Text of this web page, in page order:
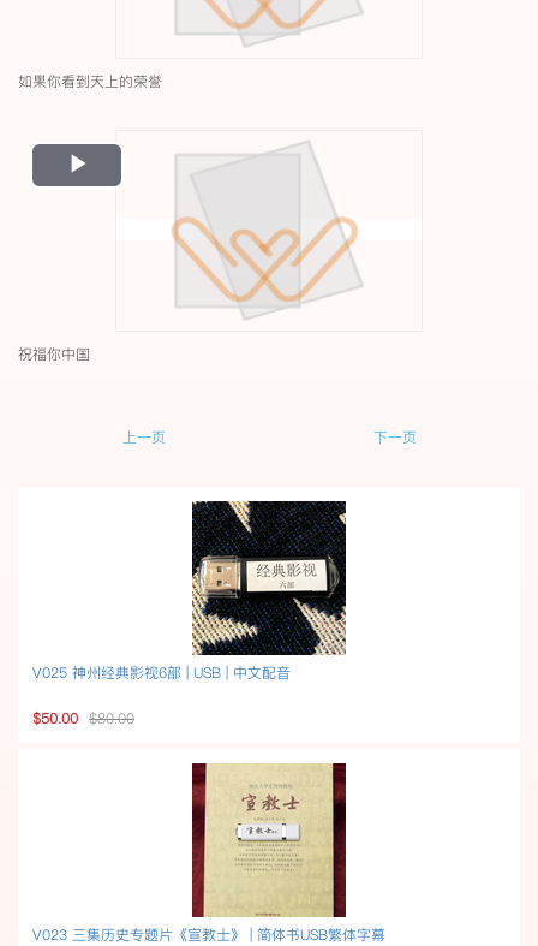
如果你看到天上的荣誉
Play
Video
祝福你中国
上一页 下一页
V025 神州经典影视6部 | USB | 中文配音
$50.00 $80.00
V023 三集历史专题片《宣教士》 | 简体书USB繁体字幕